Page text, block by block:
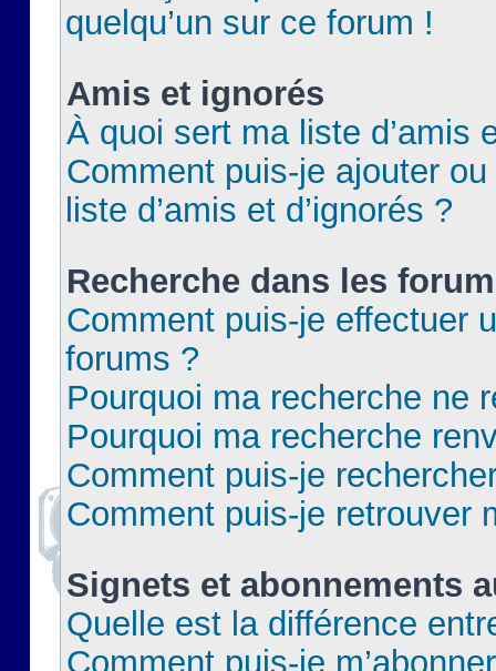
quelqu’un sur ce forum !
Amis et ignorés
À quoi sert ma liste d’amis
Comment puis-je ajouter
liste d’amis et d’ignorés ?
Recherche dans les
Comment puis-je effectuer
forums ?
Pourquoi ma recherche ne
Pourquoi ma recherche
Comment puis-je
Comment puis-je retrouver
Signets et abonnements
Quelle est la différence
Comment puis-je